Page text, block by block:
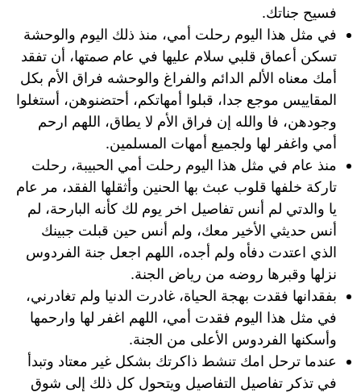
فسيح جناتك.
في مثل هذا اليوم رحلت أمي، منذ ذلك اليوم والوحشة
تسكن أعماق قلبي سلام عليها في عام صمتها، أن تفقد
أمك معناه الألم الدائم والفراغ والوحشه فراق الأم بكل
المقاييس موجع جدا، قبلوا أمهاتكم، أحتضنوهن، أستغلوا
وجودهن، فا والله إن فراق الأم لا يطاق، اللهم ارحم
أمي واغفر لها ولجميع أمهات المسلمين.
منذ عام في مثل هذا اليوم رحلت أمي الحبيبة، رحلت
تاركة خلفها قلوب عبث بها الحنين وأثقلها الفقد، مر عام
يا والدتي لم أنس تفاصيل اخر يوم لك كأنه البارحة، لم
أنس حديثي الأخير معك، ولم أنس حين قبلت جبينك
الذي اعتدت دفأه ولم أجده، اللهم اجعل جنة الفردوس
نزلها وقبرها روضه من رياض الجنة.
بفقدانها فقدت بهجة الحياة، غادرت الدنيا ولم تغادرني،
في مثل هذا اليوم فقدت أمي، اللهم اغفر لها وارحمها
وأسكنها الفردوس الأعلى من الجنة.
عندما ترحل امك تنشط ذاكرتك بشكل غير معتاد وتبدأ
في تذكر تفاصيل التفاصيل ويتحول كل ذلك إلى شوق